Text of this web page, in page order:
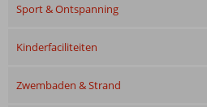
Sport & Ontspanning
Kinderfaciliteiten
Zwembaden & Strand